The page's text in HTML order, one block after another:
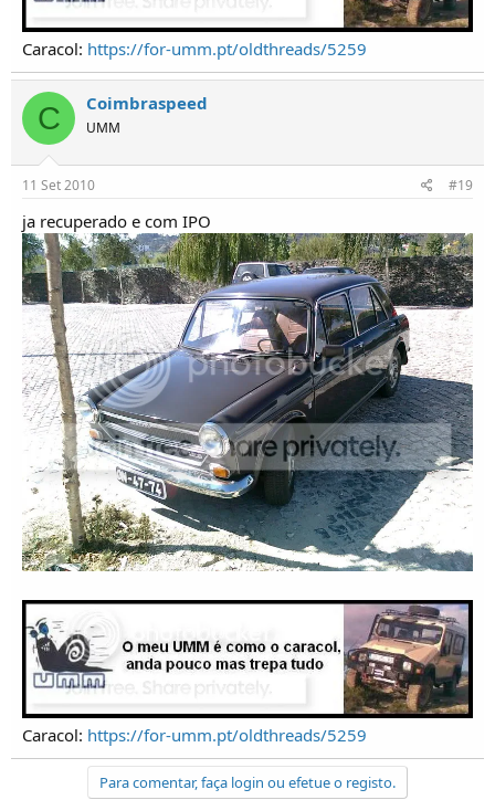
Caracol: https://for-umm.pt/oldthreads/5259
C Coimbraspeed
UMM
11 Set 2010 #19
ja recuperado e com IPO
Caracol: https://for-umm.pt/oldthreads/5259
Para comentar, faça login ou efetue o registo.